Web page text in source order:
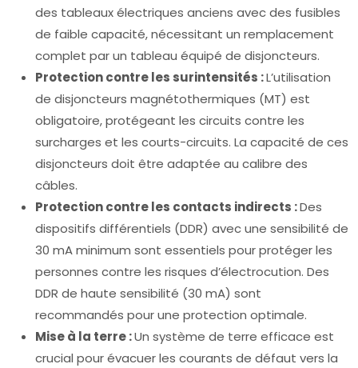
des tableaux électriques anciens avec des fusibles
de faible capacité, nécessitant un remplacement
complet par un tableau équipé de disjoncteurs.
Protection contre les surintensités :L’utilisation
de disjoncteurs magnétothermiques (MT) est
obligatoire, protégeant les circuits contre les
surcharges et les courts-circuits. La capacité de ces
disjoncteurs doit être adaptée au calibre des
câbles.
Protection contre les contacts indirects :Des
dispositifs différentiels (DDR) avec une sensibilité de
30 mA minimum sont essentiels pour protéger les
personnes contre les risques d’électrocution. Des
DDR de haute sensibilité (30 mA) sont
recommandés pour une protection optimale.
Mise à la terre :Un système de terre efficace est
crucial pour évacuer les courants de défaut vers la